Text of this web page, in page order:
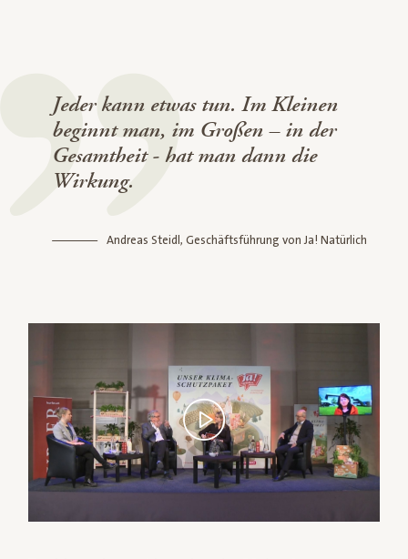
Jeder kann etwas tun. Im Kleinen
beginnt man, im Großen – in der
Gesamtheit - hat man dann die
Wirkung.
Andreas Steidl, Geschäftsführung von Ja! Natürlich